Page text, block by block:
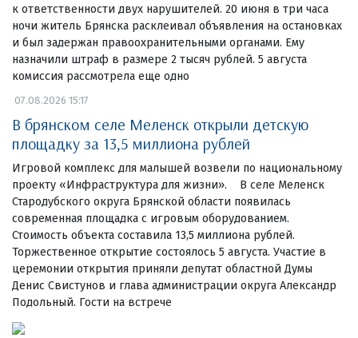
к ответственности двух нарушителей. 20 июня в три часа
ночи житель Брянска расклеивал объявления на остановках
и был задержан правоохранительными органами. Ему
назначили штраф в размере 2 тысяч рублей. 5 августа
комиссия рассмотрела еще одно
07.08.2026 15:17
В брянском селе Меленск открыли детскую
площадку за 13,5 миллиона рублей
Игровой комплекс для малышей возвели по национальному
проекту «Инфраструктура для жизни». В селе Меленск
Стародубского округа Брянской области появилась
современная площадка с игровым оборудованием.
Стоимость объекта составила 13,5 миллиона рублей.
Торжественное открытие состоялось 5 августа. Участие в
церемонии открытия приняли депутат областной Думы
Денис Свистунов и глава администрации округа Александр
Подольный. Гости на встрече